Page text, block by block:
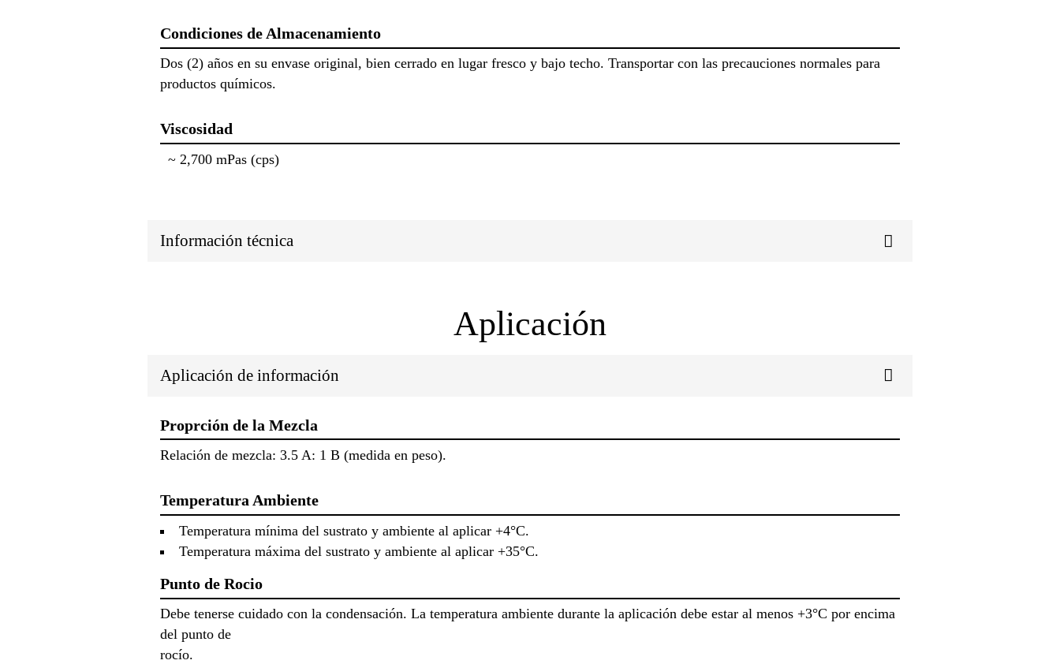
Condiciones de Almacenamiento
Dos (2) años en su envase original, bien cerrado en lugar fresco y bajo techo. Transportar con las precauciones normales para
productos químicos.
Viscosidad
~ 2,700 mPas (cps)
Información técnica
Aplicación
Aplicación de información
Proprción de la Mezcla
Relación de mezcla: 3.5 A: 1 B (medida en peso).
Temperatura Ambiente
Temperatura mínima del sustrato y ambiente al aplicar +4°C.
Temperatura máxima del sustrato y ambiente al aplicar +35°C.
Punto de Rocio
Debe tenerse cuidado con la condensación. La temperatura ambiente durante la aplicación debe estar al menos +3°C por encima
del punto de
rocío.